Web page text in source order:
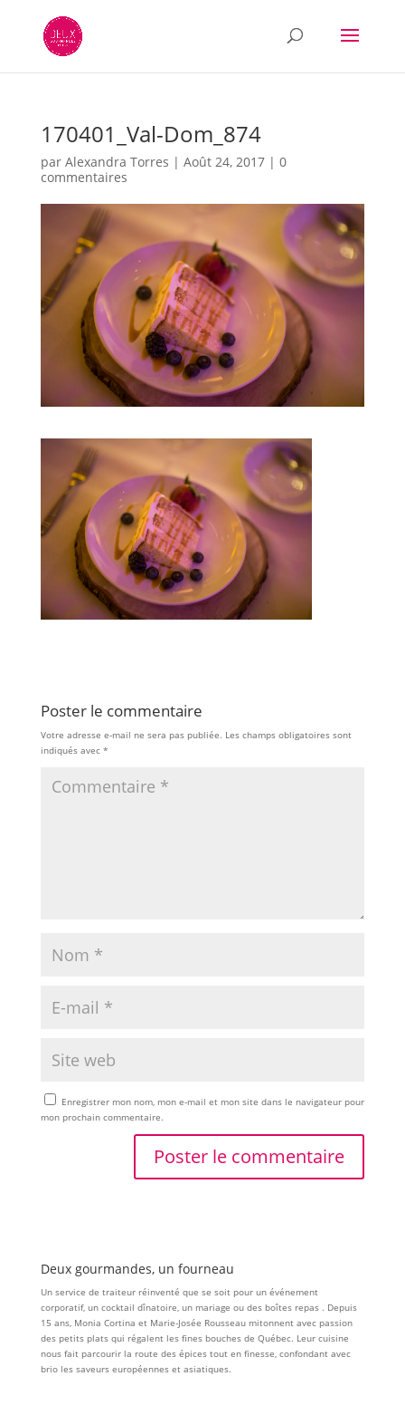
170401_Val-Dom_874
par Alexandra Torres | Août 24, 2017| 0
commentaires
Poster le commentaire
Votre adresse e-mail ne sera pas publiée. Les champs obligatoires sont
indiqués avec *
Enregistrer mon nom, mon e-mail et mon site dans le navigateur pour
mon prochain commentaire.
Deux gourmandes, un fourneau
Un service de traiteur réinventé que se soit pour un événement
corporatif, un cocktail dînatoire, un mariage ou des boîtes repas . Depuis
15 ans, Monia Cortina et Marie-Josée Rousseau mitonnent avec passion
des petits plats qui régalent les fines bouches de Québec. Leur cuisine
nous fait parcourir la route des épices tout en finesse, confondant avec
brio les saveurs européennes et asiatiques.